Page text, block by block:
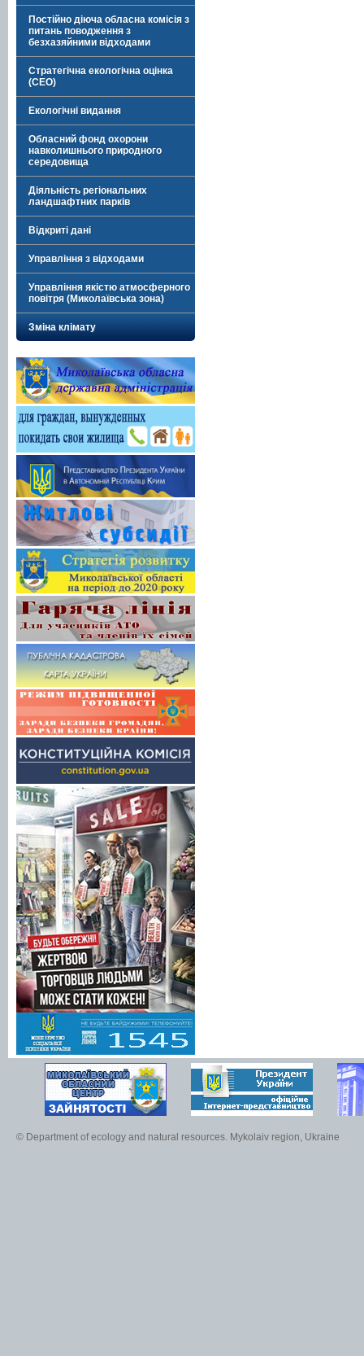
Постійно діюча обласна комісія з
питань поводження з
безхазяйними відходами
Стратегічна екологічна оцінка
(СЕО)
Екологічні видання
Обласний фонд охорони
навколишнього природного
середовища
Діяльність регіональних
ландшафтних парків
Відкриті дані
Управління з відходами
Управління якістю атмосферного
повітря (Миколаївська зона)
Зміна клімату
© Department of ecology and natural resources. Mykolaiv region, Ukraine